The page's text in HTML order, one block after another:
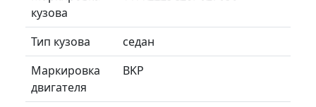
кузова
Тип кузова
седан
Маркировка
двигателя
BKP